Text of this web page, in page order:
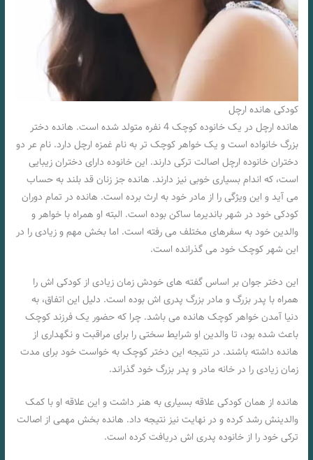
کودکی هانده ارچل
هانده ارچل در یک خانوده کوچک 4 نفره متولد شده است. هانده دختر
بزرگ خانواده است و یک خواهر کوچک تر به نام غمزه ارچل دارد. نام عر دو
دختران خانوده ارچل اصالت ترکی دارند. این خانوده دارای دختران زیبایی
است، که اندام بسیاری خوبی نیز دارند. هانده جز زنان قد بلند به حساب
می آید و این ویژگی را از مادر خود به ارث برده است. هانده در تمام دوران
کودکی خود در شهر باندیرما ساکن بوده است. البته او همراه با خواهر و
والدین خود به سفرهای مختلف می رفته است. اما بخش مهم و زیادی را در
این شهر کوچک خود می گذرانده است.
این دختر جوان بر اساس گفته های خودش زمان زیادی از کودکی اش را
همراه با پدر بزرگ و مادر بزرگ پدری اش بوده است. دلیل این اتفاق، به
دنیا آمدن خواهر کوچک هانده می باشد. چرا که حضور یک فرزند کوچک
باعث شده بود، تا والدین او شرایط سختی را برای مراقبت و نگهداری از
هانده داشته باشند. در نتیجه این دختر کوچک به خواست خود برای مدت
زمان زیادی را در خانه مادر و پدر بزرگ خود گذراند.
هانده از همان کودکی علاقه بسیاری به هنر داشت و این علاقه او با کمک
والدینش رشد کرده و در نهایت نیز نتیجه داد. هانده بخش مهمی از اصالت
ترکی خود را از خانوده پدری اش دریافت کرده است.